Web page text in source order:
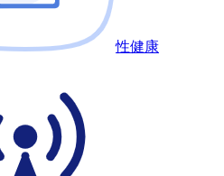
性健康